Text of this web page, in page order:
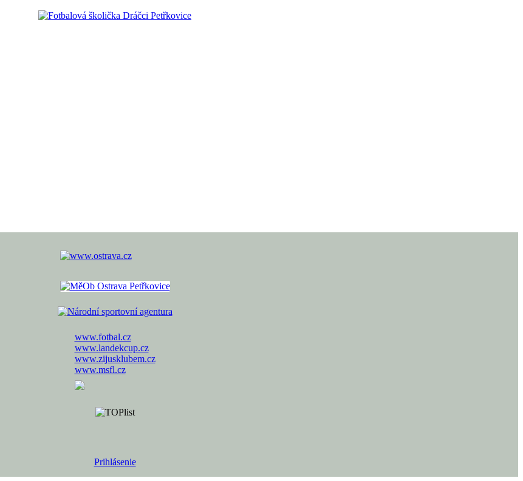
www.fotbal.cz
www.landekcup.cz
www.zijusklubem.cz
www.msfl.cz
Prihlásenie